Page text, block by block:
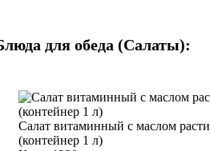
для обеда (Салаты):
Салат витаминный с маслом
(контейнер 1 л)